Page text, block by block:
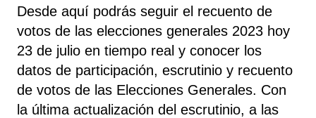
Desde aquí podrás seguir el recuento de
votos de las elecciones generales 2023 hoy
23 de julio en tiempo real y conocer los
datos de participación, escrutinio y recuento
de votos de las Elecciones Generales. Con
la última actualización del escrutinio, a las